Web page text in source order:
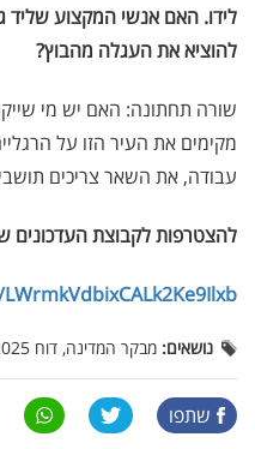
לידו. האם אנשי המקצוע שליד
להוציא את העגלה מהבוץ?
שורה תחתונה: האם יש מי
מקימים את העיר הזו על
עבודה, את השאר צריכים
להצטרפות לקבוצת
נושאים: מבקר המדינה, דוח 2025, בית שמש, עירייה, גרינברג.
שתפו